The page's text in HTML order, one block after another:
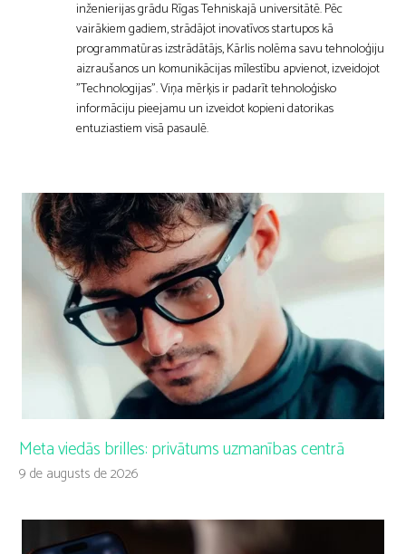
inženierijas grādu Rīgas Tehniskajā universitātē. Pēc
vairākiem gadiem, strādājot inovatīvos startupos kā
programmatūras izstrādātājs, Kārlis nolēma savu tehnoloģiju
aizraušanos un komunikācijas mīlestību apvienot, izveidojot
"Technologijas". Viņa mērķis ir padarīt tehnoloģisko
informāciju pieejamu un izveidot kopieni datorikas
entuziastiem visā pasaulē.
Meta viedās brilles: privātums uzmanības centrā
9 de augusts de 2026